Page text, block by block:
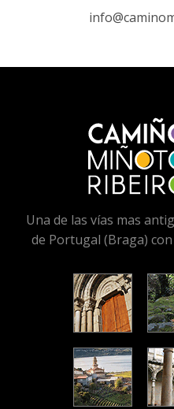
Una de las vías mas
de Portugal (Braga)